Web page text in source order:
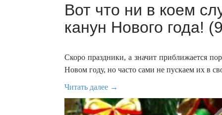
Вот что ни в коем
канун Нового года!
Скоро праздники, а значит приближается
Новом году, но часто сами не пускаем их в
Читать далее →